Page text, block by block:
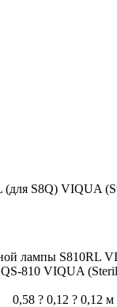
(для S8Q) VIQUA
лампы S810RL
810 VIQUA
0,58 ? 0,12 ? 0,12 м